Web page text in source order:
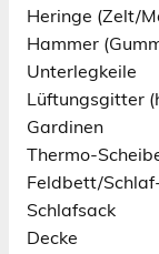
Heringe (Zelt/
Hammer
Unterlegkeile
Lüftungsgitter
Gardinen
Thermo-
Feldbett/
Schlafsack
Decke